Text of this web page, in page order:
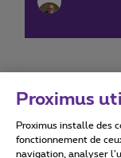
Conditions
Proximus
Proximus installe des
fonctionnement de
navigation, analyser